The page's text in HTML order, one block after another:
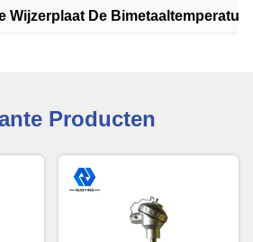
Wijzerplaat De Bimetaaltemperatuur
Producten